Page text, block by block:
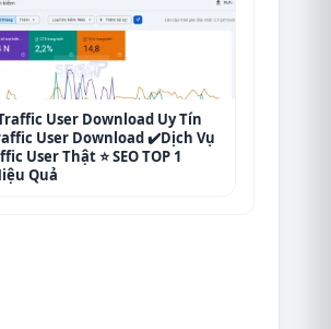
User Download Uy Tín
User Download ✔️Dịch Vụ
User Thật ⭐ SEO TOP 1
Quả